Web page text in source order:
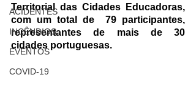
ACIDENTES
INCÊNDIOS
EVENTOS
COVID-19
Territorial das Cidades Educadoras,
com um total de  79 participantes,
representantes de mais de 30
cidades portuguesas.